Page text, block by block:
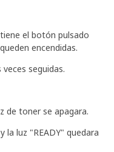
el botón pulsado
encendidas.
seguidas.
de toner se apagara.
la luz "READY" quedara